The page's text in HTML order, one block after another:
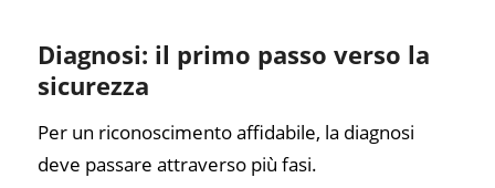
Diagnosi: il primo passo verso la
sicurezza
Per un riconoscimento affidabile, la diagnosi
deve passare attraverso più fasi.